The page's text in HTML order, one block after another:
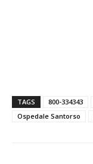
TAGS 800-334343
Ospedale Santorso